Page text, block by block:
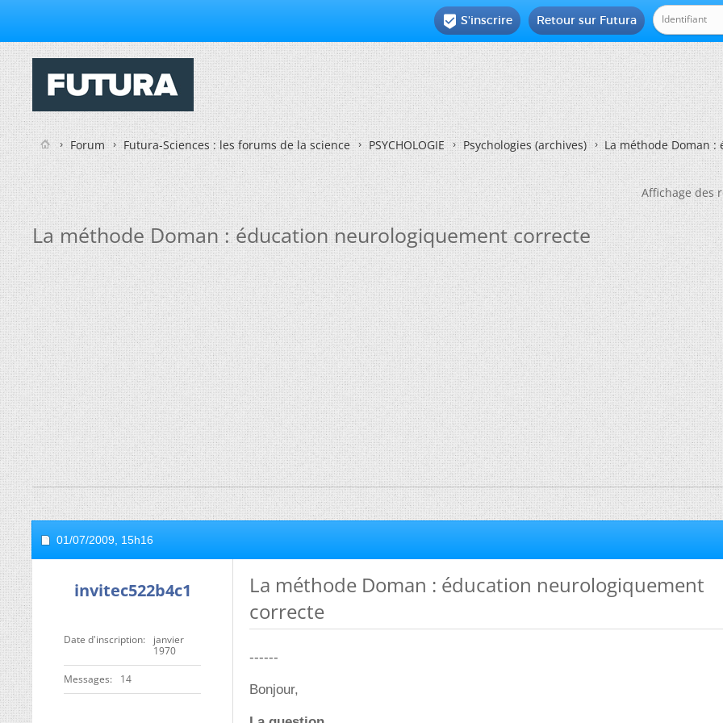
Retour sur Futura
 S'inscrire
Forum Futura-Sciences : les forums de la science PSYCHOLOGIE Psychologies (archives) La méthode Doman
Affichage des
La méthode Doman : éducation neurologiquement correcte
01/07/2009, 15h16
invitec522b4c1
Date d'inscription
janvier
1970
Messages 14
La méthode Doman : éducation neurologiquement
correcte
------
Bonjour,